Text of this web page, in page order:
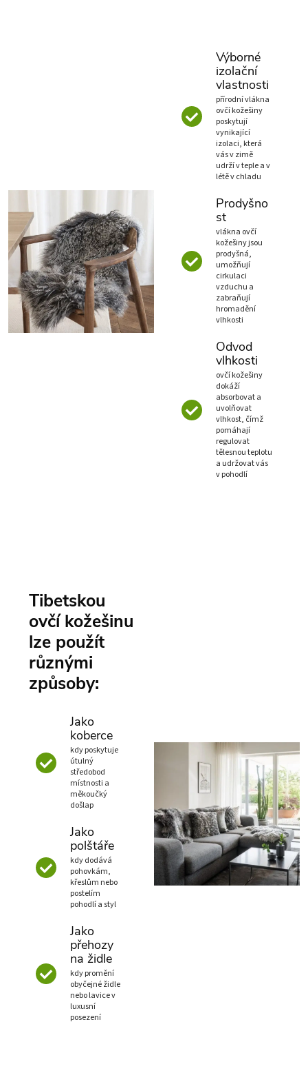
Výborné
izolační
vlastnosti
přírodní vlákna
ovčí kožešiny
poskytují
vynikající
izolaci, která
vás v zimě
udrží v teple a v
létě v chladu
Prodyšno
st
vlákna ovčí
kožešiny jsou
prodyšná,
umožňují
cirkulaci
vzduchu a
zabraňují
hromadění
vlhkosti
Odvod
vlhkosti
ovčí kožešiny
dokáží
absorbovat a
uvolňovat
vlhkost, čímž
pomáhají
regulovat
tělesnou teplotu
a udržovat vás
v pohodlí
Tibetskou
ovčí kožešinu
lze použít
různými
způsoby:
Jako
koberce
kdy poskytuje
útulný
středobod
místnosti a
měkoučký
došlap
Jako
polštáře
kdy dodává
pohovkám,
křeslům nebo
postelím
pohodlí a styl
Jako
přehozy
na židle
kdy promění
obyčejné židle
nebo lavice v
luxusní
posezení